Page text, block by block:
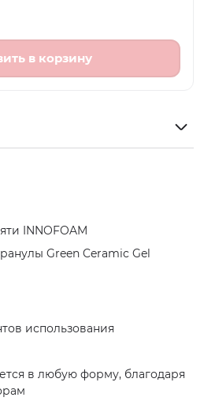
в корзину
INNOFOAM
Green Ceramic Gel
использования
в любую форму, благодаря